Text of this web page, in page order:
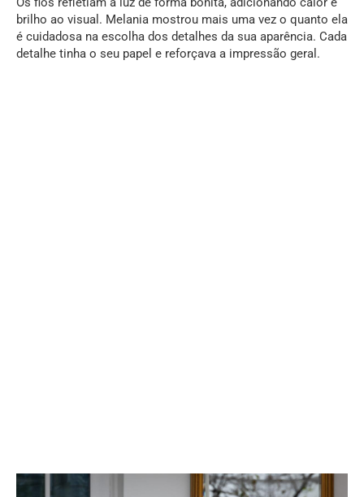
brilho ao visual. Melania mostrou mais uma vez o quanto ela
é cuidadosa na escolha dos detalhes da sua aparência. Cada
detalhe tinha o seu papel e reforçava a impressão geral.